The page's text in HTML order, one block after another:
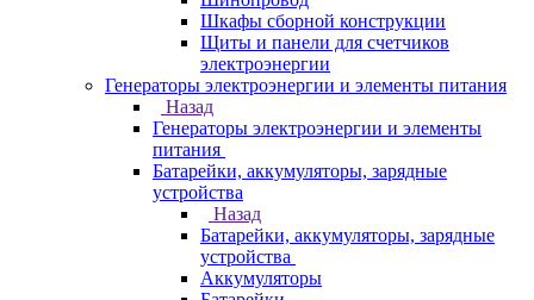
Шкафы сборной конструкции
Щиты и панели для счетчиков
электроэнергии
Генераторы электроэнергии и элементы питания
Назад
Генераторы электроэнергии и элементы
питания
Батарейки, аккумуляторы, зарядные
устройства
Назад
Батарейки, аккумуляторы, зарядные
устройства
Аккумуляторы